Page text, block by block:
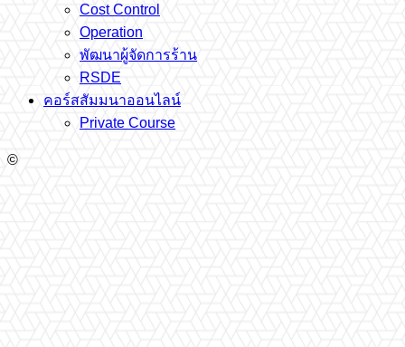
Cost Control
Operation
พัฒนาผู้จัดการร้าน
RSDE
คอร์สสัมมนาออนไลน์
Private Course
©